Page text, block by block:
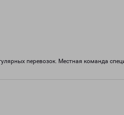
перевозок. Местная команда